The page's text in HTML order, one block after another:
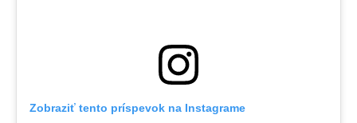
Zobraziť tento príspevok na Instagrame